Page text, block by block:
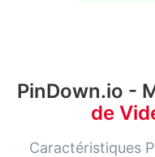
PinDown.io -
de
Caractéristiques